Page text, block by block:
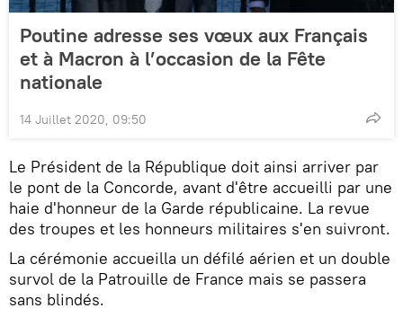
Poutine adresse ses vœux aux Français
et à Macron à l’occasion de la Fête
nationale
14 Juillet 2020, 09:50
Le Président de la République doit ainsi arriver par
le pont de la Concorde, avant d'être accueilli par une
haie d'honneur de la Garde républicaine. La revue
des troupes et les honneurs militaires s'en suivront.
La cérémonie accueilla un défilé aérien et un double
survol de la Patrouille de France mais se passera
sans blindés.